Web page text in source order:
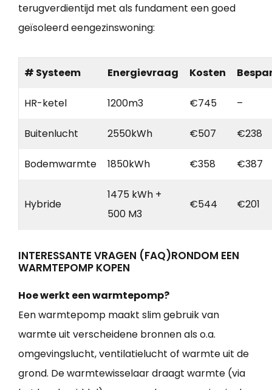
terugverdientijd met als fundament een goed
geïsoleerd eengezinswoning:
# Systeem Energievraag Kosten
HR-ketel 1200m3 €745 –
Buitenlucht 2550kWh €507 €238
Bodemwarmte 1850kWh €358 €387
Hybride
1475 kWh +
500 M3
€544 €201
INTERESSANTE VRAGEN (FAQ)RONDOM EEN
WARMTEPOMP KOPEN
Hoe werkt een warmtepomp?
Een warmtepomp maakt slim gebruik van
warmte uit verscheidene bronnen als o.a.
omgevingslucht, ventilatielucht of warmte uit de
grond. De warmtewisselaar draagt warmte (via